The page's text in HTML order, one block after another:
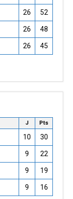
26 52
26 48
26 45
J Pts
10 30
9 22
9 19
9 16